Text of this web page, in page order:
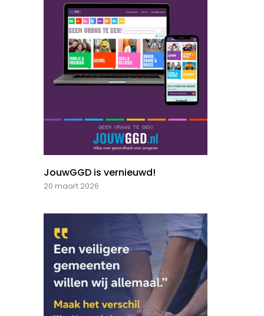
JouwGGD is vernieuwd!
20 maart 2026